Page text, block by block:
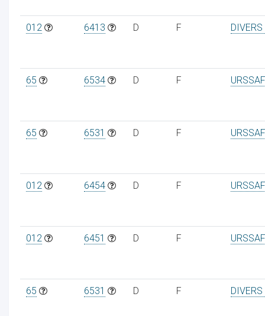
012 6413 D F
65 6534 D F
65 6531 D F
012 6454 D F
012 6451 D F
65 6531 D F